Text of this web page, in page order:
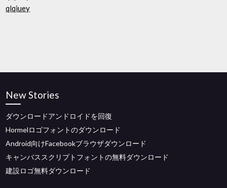
qlqiuey
New Stories
ダウンロードアンドロイドを回復
Hormelロゴフォントのダウンロード
Android向けFacebookブラウザダウンロード
キャンバススクリプトフォントの無料ダウンロード
建設ロゴ無料ダウンロード